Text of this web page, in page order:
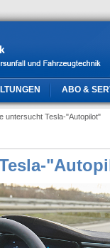
ABO &
untersucht Tesla-"Autopilot"